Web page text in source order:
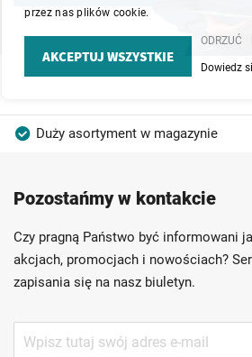
Duży asortyment w magazynie
Szybka dostawa
Indywidualni
Ponad 40 lat doświadczenia
Możliwość własnego etykietowania
Pozostańmy w kontakcie
Czy pragną Państwo być informowani
akcjach, promocjach i nowościach?
zapisania się na nasz biuletyn.
przez nas plików cookie.
AKCEPTUJ WSZYSTKIE
ODRZUĆ
Dowiedz